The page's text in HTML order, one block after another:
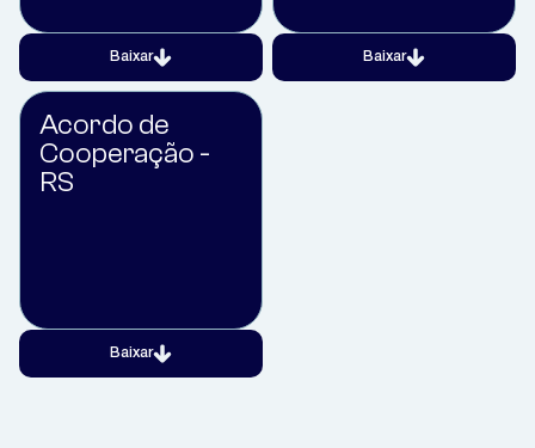
Baixar Baixar
Acordo de
Cooperação -
RS
Baixar